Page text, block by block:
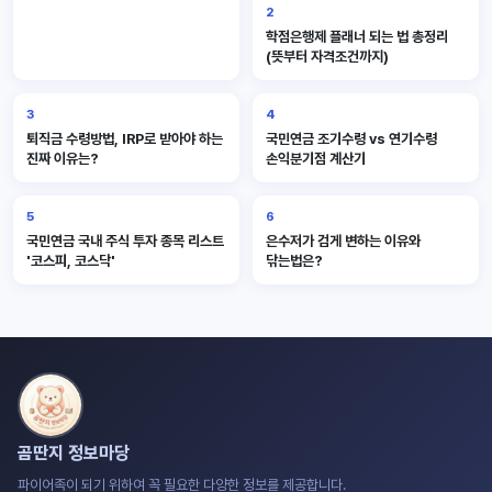
2
학점은행제 플래너 되는 법 총정리
(뜻부터 자격조건까지)
3
퇴직금 수령방법, IRP로 받아야 하는
진짜 이유는?
4
국민연금 조기수령 vs 연기수령
손익분기점 계산기
5
국민연금 국내 주식 투자 종목 리스트
'코스피, 코스닥'
6
은수저가 검게 변하는 이유와
닦는법은?
곰딴지 정보마당
파이어족이 되기 위하여 꼭 필요한 다양한 정보를 제공합니다.